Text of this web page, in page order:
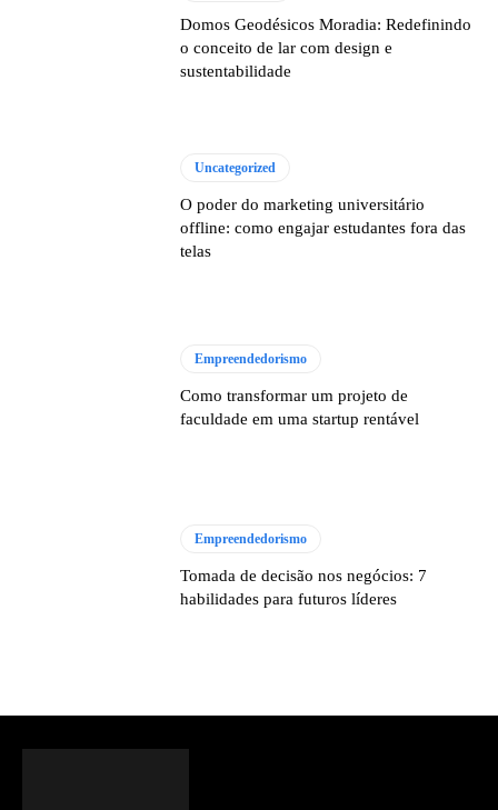
Domos Geodésicos Moradia: Redefinindo
o conceito de lar com design e
sustentabilidade
Uncategorized
O poder do marketing universitário
offline: como engajar estudantes fora das
telas
Empreendedorismo
Como transformar um projeto de
faculdade em uma startup rentável
Empreendedorismo
Tomada de decisão nos negócios: 7
habilidades para futuros líderes